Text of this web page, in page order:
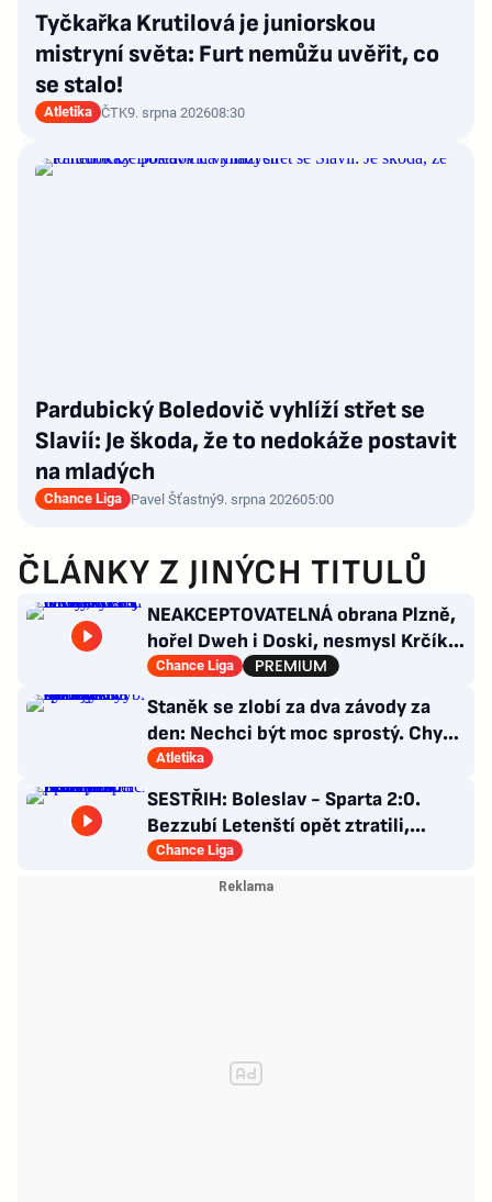
Tyčkařka Krutilová je juniorskou
mistryní světa: Furt nemůžu uvěřit, co
se stalo!
Atletika ČTK9. srpna 202608:30
Pardubický Boledovič vyhlíží střet se
Slavií: Je škoda, že to nedokáže postavit
na mladých
Chance Liga Pavel Šťastný9. srpna 202605:00
ČLÁNKY Z JINÝCH TITULŮ
NEAKCEPTOVATELNÁ obrana Plzně,
hořel Dweh i Doski, nesmysl Krčíka.
Ustojí to Hyský?
Chance Liga
Staněk se zlobí za dva závody za
den: Nechci být moc sprostý. Chybí
nám styčný důstojník
Atletika
SESTŘIH: Boleslav - Sparta 2:0.
Bezzubí Letenští opět ztratili,
domácí rozhodli v první půli
Chance Liga